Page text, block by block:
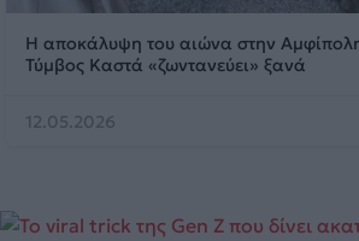
Η αποκάλυψη του αιώνα στην
Τύμβος Καστά «ζωντανεύει» ξανά
12.05.2026